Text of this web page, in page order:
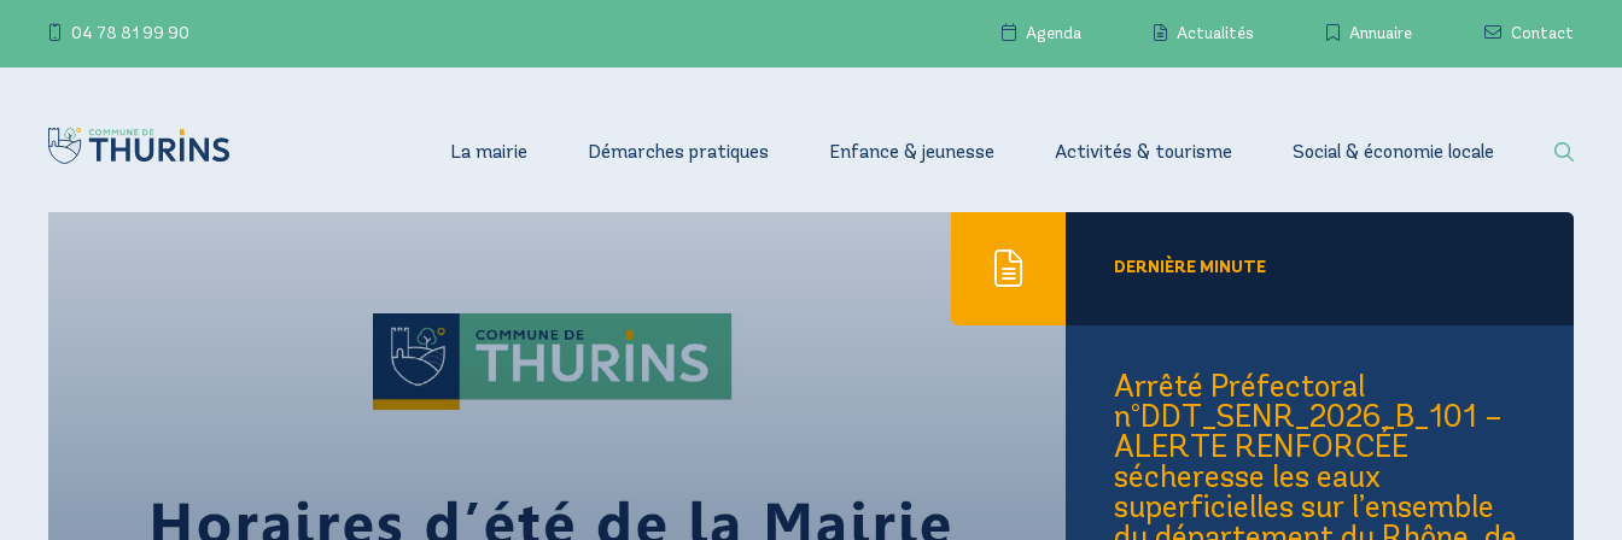
04 78 81 99 90 Agenda Actualités Annuaire Contact
La mairie Démarches pratiques Enfance & jeunesse Activités & tourisme Social & économie locale
DERNIÈRE MINUTE
Arrêté Préfectoral
n°DDT_SENR_2026_B_101 –
ALERTE RENFORCÉE
sécheresse les eaux
superficielles sur l’ensemble